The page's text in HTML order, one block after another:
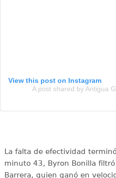
View this post on Instagram
A post shared by Antigua
La falta de efectividad
minuto 43, Byron Bonilla
Barrera, quien ganó en